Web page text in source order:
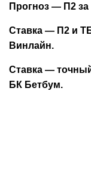
Прогноз — П2
Ставка — П2 и
Винлайн.
Ставка —
БК Бетбум.